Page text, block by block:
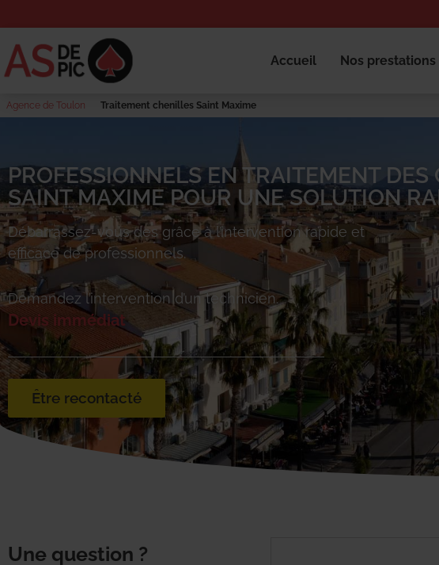
Accueil Nos prestations
Agence de Toulon Traitement chenilles Saint Maxime
PROFESSIONNELS EN TRAITEMENT DES
SAINT MAXIME POUR UNE SOLUTION
Débarrassez-vous desgrâce à l’intervention rapide et
efficace de professionnels.
Demandez l’intervention d’un technicien.
Devis immédiat
Être recontacté
Une question ?